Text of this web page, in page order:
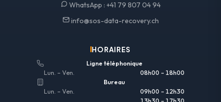
WhatsApp : +41 79 807 04 94
info@sos-data-recovery.ch
HORAIRES
Ligne téléphonique
Lun. – Ven.
08h00 – 18h00
Bureau
Lun. – Ven.
09h00 – 12h30